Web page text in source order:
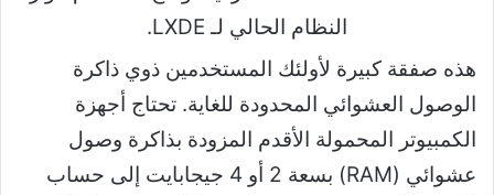
هذه صفقة كبيرة لأولئك المستخدمين ذوي ذاكرة
الوصول العشوائي المحدودة للغاية. تحتاج أجهزة
الكمبيوتر المحمولة الأقدم المزودة بذاكرة وصول
عشوائي (RAM) بسعة 2 أو 4 جيجابايت إلى حساب